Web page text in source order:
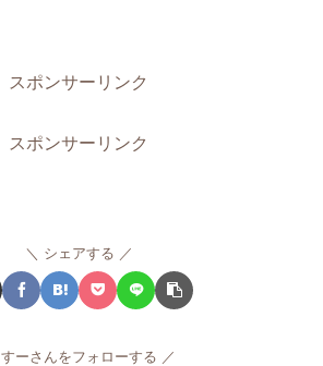
スポンサーリンク
スポンサーリンク
シェアする
すーさんをフォローする